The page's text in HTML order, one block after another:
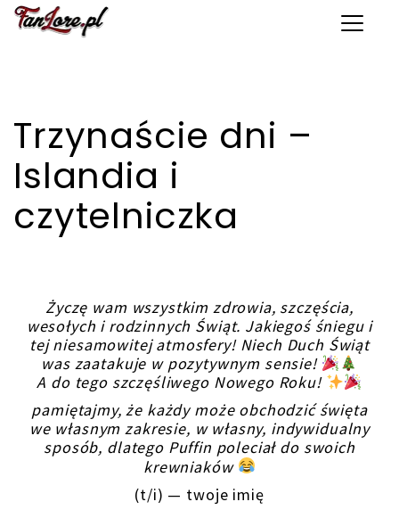
Toggle
Trzynaście dni –
Islandia i
czytelniczka
Życzę wam wszystkim zdrowia, szczęścia,
wesołych i rodzinnych Świąt. Jakiegoś śniegu i
tej niesamowitej atmosfery! Niech Duch Świąt
was zaatakuje w pozytywnym sensie!
A do tego szczęśliwego Nowego Roku!
pamiętajmy, że każdy może obchodzić święta
we własnym zakresie, w własny, indywidualny
sposób, dlatego Puffin poleciał do swoich
krewniaków
(t/i) — twoje imię